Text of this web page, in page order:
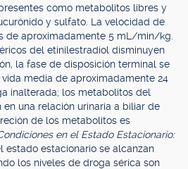
como metabolitos libres y
y sulfato. La velocidad de
de aproximadamente 5 mL/min/kg.
del etinilestradiol disminuyen
la fase de disposición terminal se
media de aproximadamente 24
inalterada; los metabolitos del
una relación urinaria a biliar de
de los metabolitos es
en el Estado Estacionario:
estado estacionario se alcanzan
los niveles de droga sérica son